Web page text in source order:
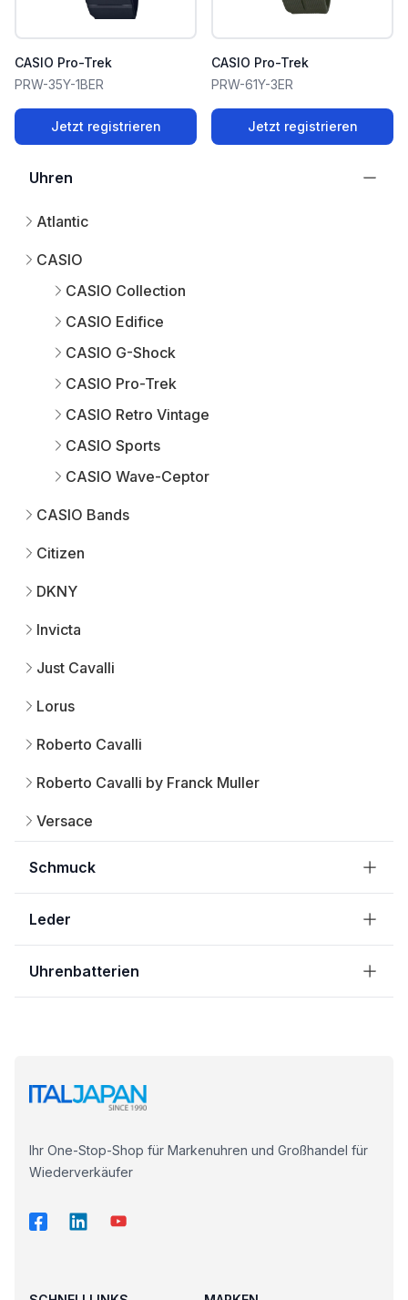
Uhren
Atlantic
CASIO
CASIO Collection
CASIO Edifice
CASIO G-Shock
CASIO Pro-Trek
CASIO Retro Vintage
CASIO Sports
CASIO Wave-Ceptor
CASIO Bands
Citizen
DKNY
Invicta
Just Cavalli
Lorus
Roberto Cavalli
Roberto Cavalli by Franck Muller
Versace
Schmuck
Leder
Uhrenbatterien
CASIO Pro-Trek
PRW-35Y-1BER
Jetzt registrieren
CASIO Pro-Trek
PRW-61Y-3ER
Jetzt registrieren
Ihr One-Stop-Shop für Markenuhren und Großhandel für
Wiederverkäufer